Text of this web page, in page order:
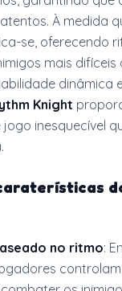
À medida
se, oferecendo
mais difíceis
dinâmica
Knight
jogo inesquecível
no ritmo: